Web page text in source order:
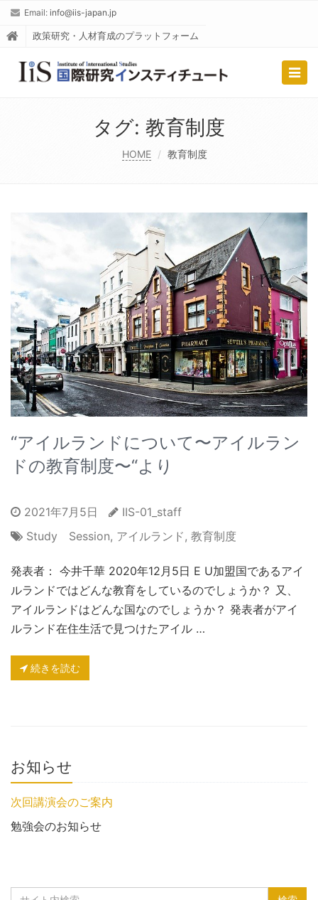
Email: info@iis-japan.jp
政策研究・人材育成のプラットフォーム
タグ: 教育制度
HOME 教育制度
“アイルランドについて〜アイルラン
ドの教育制度〜“より
2021年7月5日
IIS-01_staff
Study Session, アイルランド , 教育制度
発表者： 今井千華 2020年12月5日 E U加盟国であるアイ
ルランドではどんな教育をしているのでしょうか？ 又、
アイルランドはどんな国なのでしょうか？ 発表者がアイ
ルランド在住生活で見つけたアイル …
続きを読む
お知らせ
次回講演会のご案内
勉強会のお知らせ